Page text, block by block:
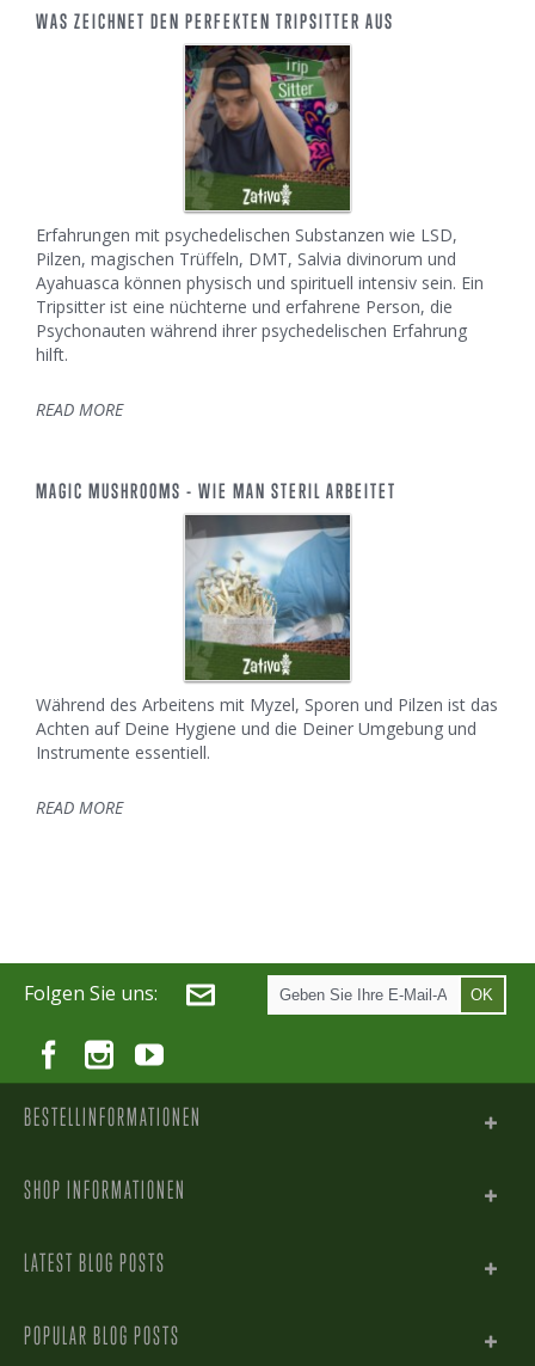
WAS ZEICHNET DEN PERFEKTEN TRIPSITTER AUS
Erfahrungen mit psychedelischen Substanzen wie LSD,
Pilzen, magischen Trüffeln, DMT, Salvia divinorum und
Ayahuasca können physisch und spirituell intensiv sein. Ein
Tripsitter ist eine nüchterne und erfahrene Person, die
Psychonauten während ihrer psychedelischen Erfahrung
hilft.
READ MORE
MAGIC MUSHROOMS - WIE MAN STERIL ARBEITET
Während des Arbeitens mit Myzel, Sporen und Pilzen ist das
Achten auf Deine Hygiene und die Deiner Umgebung und
Instrumente essentiell.
READ MORE
Folgen Sie uns: OK
BESTELLINFORMATIONEN
SHOP INFORMATIONEN
LATEST BLOG POSTS
POPULAR BLOG POSTS